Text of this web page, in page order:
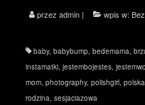
przez admin | wpis w:
baby, babybump, bedemama,
instamatki, jestembojestes,
mom, photography, polishgirl,
rodzina, sesjaciazowa